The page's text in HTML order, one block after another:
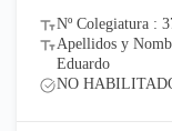
Nº Colegiatura :
Apellidos y
Eduardo
NO